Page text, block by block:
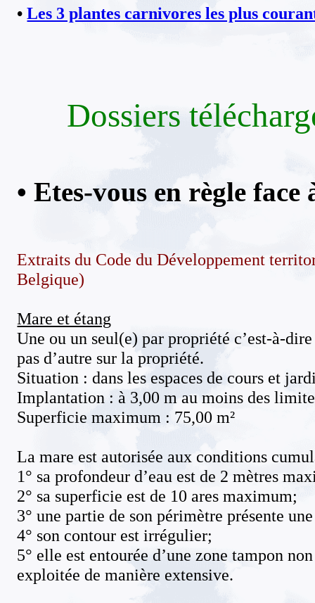
•Les 3 plantes carnivores les plus
Dossiers
• Etes-vous en règle face
Extraits du Code du Développement
Belgique)
Mare et étang
Une ou un seul(e) par propriété c’est-à-
pas d’autre sur la propriété.
Situation : dans les espaces de cours et
Implantation : à 3,00 m au moins des
Superficie maximum : 75,00 m²
La mare est autorisée aux conditions
1° sa profondeur d’eau est de 2 mètres
2° sa superficie est de 10 ares maximum;
3° une partie de son périmètre présente
4° son contour est irrégulier;
5° elle est entourée d’une zone tampon
exploitée de manière extensive.